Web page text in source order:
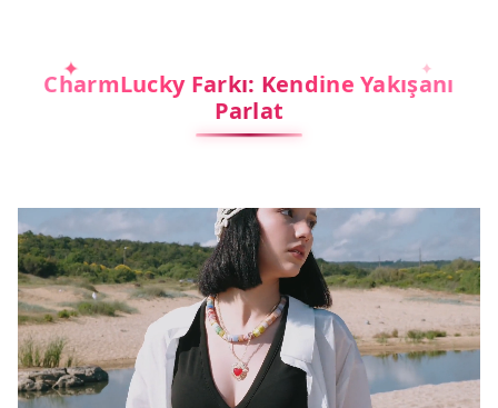
CharmLucky Farkı: Kendine Yakışanı
Parlat